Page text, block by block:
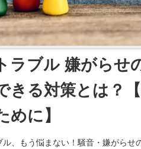
ラブル 嫌がらせ
きる対策とは？
めに】
ル、もう悩まない！騒音・嫌がらせ